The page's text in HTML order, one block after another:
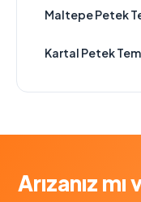
Maltepe Petek
Kartal Petek
Arızanız